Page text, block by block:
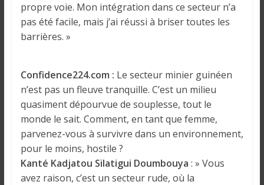
propre voie. Mon intégration dans ce secteur n’a
pas été facile, mais j’ai réussi à briser toutes les
barrières. »
Confidence224.com : Le secteur minier guinéen
n’est pas un fleuve tranquille. C’est un milieu
quasiment dépourvue de souplesse, tout le
monde le sait. Comment, en tant que femme,
parvenez-vous à survivre dans un environnement,
pour le moins, hostile ?
Kanté Kadjatou Silatigui Doumbouya : » Vous
avez raison, c’est un secteur rude, où la